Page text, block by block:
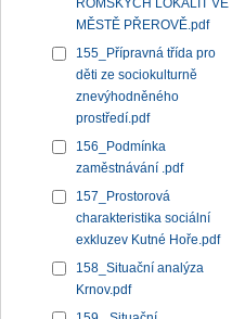
ROMSKÝCH LOKALIT VE
MĚSTĚ PŘEROVĚ.pdf
155_Přípravná třída pro
děti ze sociokulturně
znevýhodněného
prostředí.pdf
156_Podmínka
zaměstnávání .pdf
157_Prostorová
charakteristika sociální
exkluzev Kutné Hoře.pdf
158_Situační analýza
Krnov.pdf